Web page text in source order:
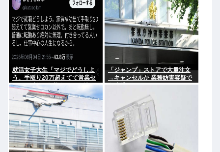
就活女子大生「マジでどうしよ
う。手取り20万超えてて営業セ
コカン以外で転勤無しの会社な
い」
「ジャンプ」ストアで大量注文
→キャンセルか 業務妨害容疑で
女逮捕